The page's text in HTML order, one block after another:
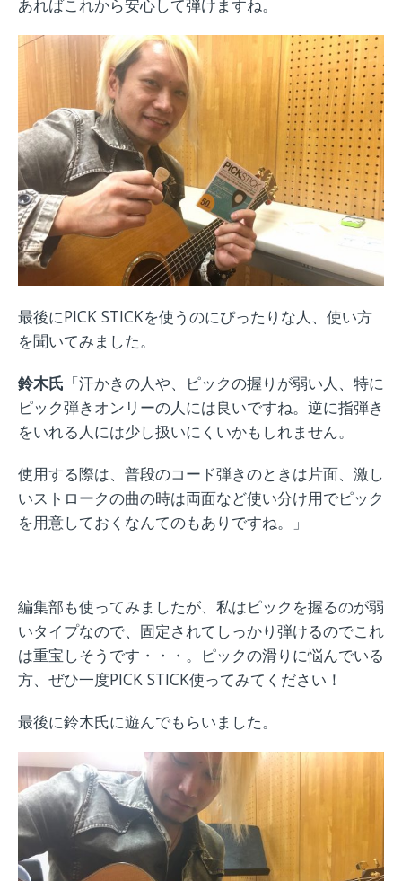
あればこれから安心して弾けますね。
最後にPICK STICKを使うのにぴったりな人、使い方
を聞いてみました。
鈴木氏 「汗かきの人や、ピックの握りが弱い人、特に
ピック弾きオンリーの人には良いですね。逆に指弾き
をいれる人には少し扱いにくいかもしれません。
使用する際は、普段のコード弾きのときは片面、激し
いストロークの曲の時は両面など使い分け用でピック
を用意しておくなんてのもありですね。」
編集部も使ってみましたが、私はピックを握るのが弱
いタイプなので、固定されてしっかり弾けるのでこれ
は重宝しそうです・・・。ピックの滑りに悩んでいる
方、ぜひ一度PICK STICK使ってみてください！
最後に鈴木氏に遊んでもらいました。